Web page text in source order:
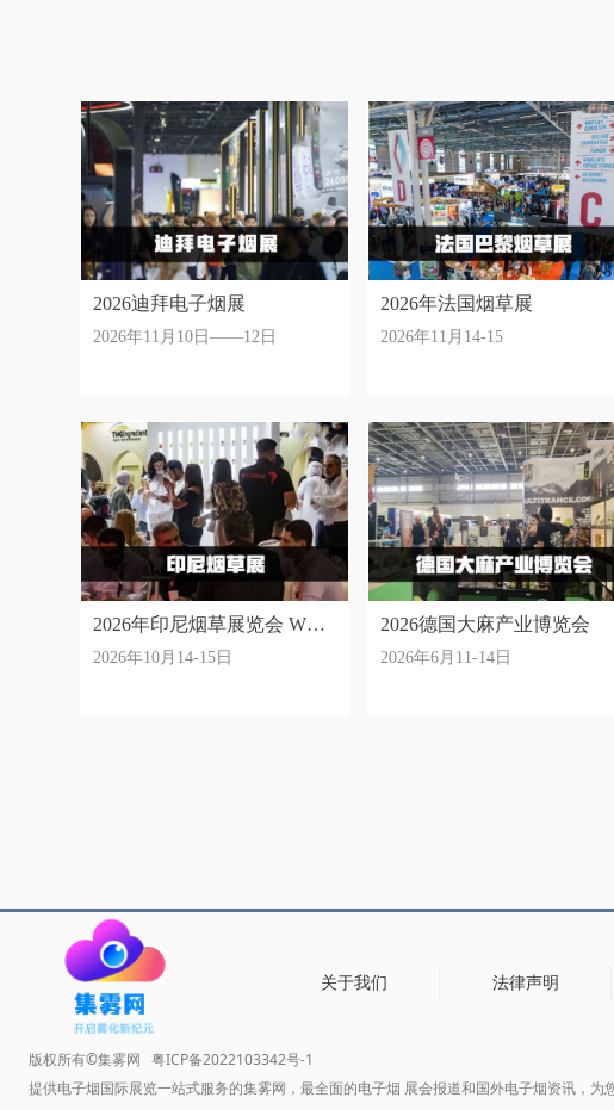
2026迪拜电子烟展
2026年11月10日——12日
2026年法国烟草展
2026年11月14-15
2026年印尼烟草展览会 WT
ASIA
2026年10月14-15日
2026德国大麻产业博览会
2026年6月11-14日
关于我们 法律声明
版权所有©集雾网 粤ICP备2022103342号-1
提供电子烟国际展览一站式服务的集雾网，最全面的电子烟 展会报道和国外电子烟资讯，为